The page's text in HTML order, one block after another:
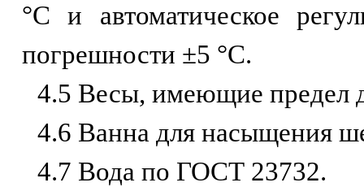
°С и автоматическое
погрешности ±5 °С.
4.5 Весы, имеющие предел
4.6 Ванна для насыщения
4.7 Вода по ГОСТ 23732.